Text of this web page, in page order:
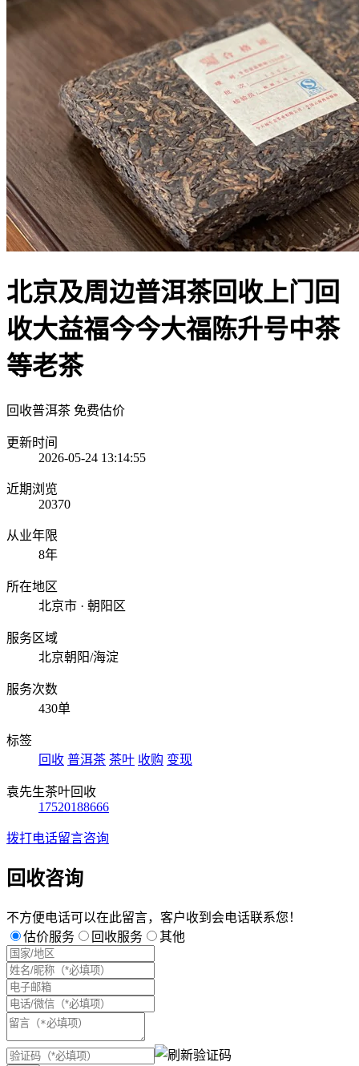
北京及周边普洱茶回收上门回
收大益福今今大福陈升号中茶
等老茶
回收普洱茶 免费估价
更新时间
2026-05-24 13:14:55
近期浏览
20370
从业年限
8年
所在地区
北京市 · 朝阳区
服务区域
北京朝阳/海淀
服务次数
430单
标签
回收 普洱茶 茶叶 收购 变现
袁先生茶叶回收
17520188666
拨打电话留言咨询
回收咨询
不方便电话可以在此留言，客户收到会电话联系您！
估价服务
回收服务 其他